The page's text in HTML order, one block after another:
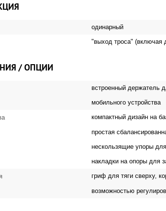
одинарный
"выход троса" (включая
/ ОПЦИИ
встроенный держатель
мобильного устройства
компактный дизайн на
простая
нескользящие упоры
накладки на опоры для
гриф для тяги сверху,
возможностью